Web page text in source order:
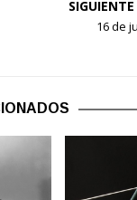
SIGUIENTE
16 de